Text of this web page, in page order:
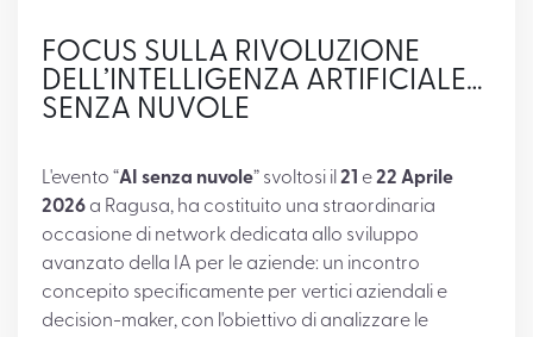
FOCUS SULLA RIVOLUZIONE
DELL’INTELLIGENZA ARTIFICIALE…
SENZA NUVOLE
L'evento “AI senza nuvole” svoltosi il21 e22 Aprile
2026 a Ragusa, ha costituito una straordinaria
occasione di network dedicata allo sviluppo
avanzato della IA per le aziende: un incontro
concepito specificamente per vertici aziendali e
decision-maker, con l'obiettivo di analizzare le